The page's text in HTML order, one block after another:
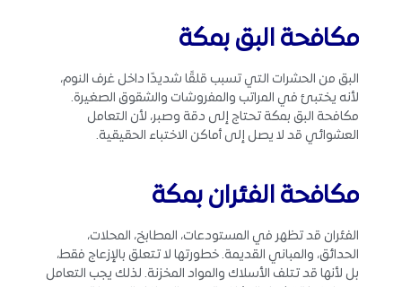
مكافحة البق بمكة
البق من الحشرات التي تسبب قلقًا شديدًا داخل غرف النوم،
لأنه يختبئ في المراتب والمفروشات والشقوق الصغيرة.
مكافحة البق بمكة تحتاج إلى دقة وصبر، لأن التعامل
العشوائي قد لا يصل إلى أماكن الاختباء الحقيقية.
مكافحة الفئران بمكة
الفئران قد تظهر في المستودعات، المطابخ، المحلات،
الحدائق، والمباني القديمة. خطورتها لا تتعلق بالإزعاج فقط،
بل لأنها قد تتلف الأسلاك والمواد المخزنة. لذلك يجب التعامل